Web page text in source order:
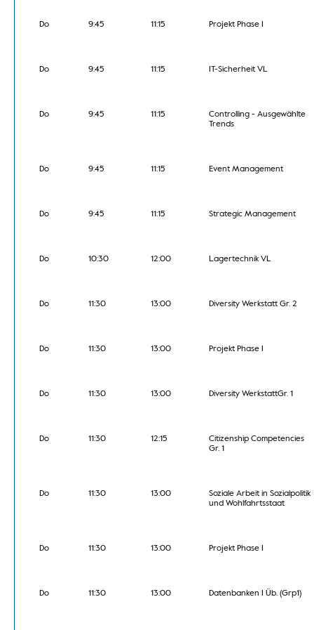
Do 9:45 11:15 Projekt Phase I
Do 9:45 11:15 IT-Sicherheit VL
Do 9:45 11:15
Controlling - Ausgewählte
Trends
Do 9:45 11:15 Event Management
Do 9:45 11:15 Strategic Management
Do 10:30 12:00 Lagertechnik VL
Do 11:30 13:00 Diversity Werkstatt Gr. 2
Do 11:30 13:00 Projekt Phase I
Do 11:30 13:00 Diversity WerkstattGr. 1
Do 11:30 12:15
Citizenship Competencies
Gr. 1
Do 11:30 13:00
Soziale Arbeit in Sozialpolitik
und Wohlfahrtsstaat
Do 11:30 13:00 Projekt Phase I
Do 11:30 13:00 Datenbanken I Üb. (Grp1)